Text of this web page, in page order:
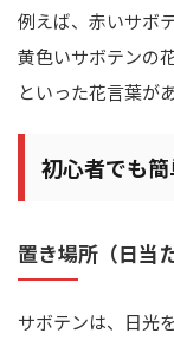
例えば、赤いサボ
黄色いサボテンの
といった花言葉が
初心者でも
置き場所（日当
サボテンは、日光